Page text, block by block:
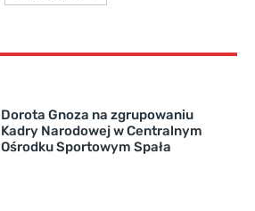
Dorota Gnoza na zgrupowaniu
Kadry Narodowej w Centralnym
Ośrodku Sportowym Spała